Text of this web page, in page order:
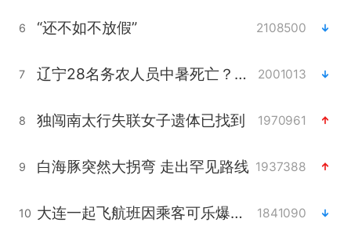
6 “还不如不放假” 2108500
7 辽宁28名务农人员中暑死亡？官方辟谣 2001013
8 独闯南太行失联女子遗体已找到 1970961
9 白海豚突然大拐弯 走出罕见路线 1937388
10 大连一起飞航班因乘客可乐爆瓶折返 1841090